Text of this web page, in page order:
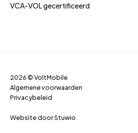
VCA-VOL gecertificeerd
2026 © VoltMobile
Algemene voorwaarden
Privacybeleid
Website doorStuwio